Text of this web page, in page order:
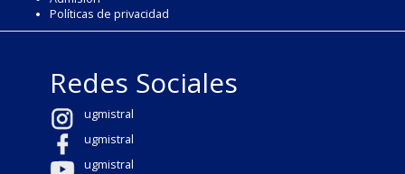
Políticas de privacidad
Redes Sociales
ugmistral
ugmistral
ugmistral